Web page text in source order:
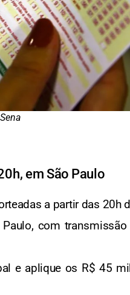
em São Paulo
a partir das 20h
com
e aplique os R$ 45